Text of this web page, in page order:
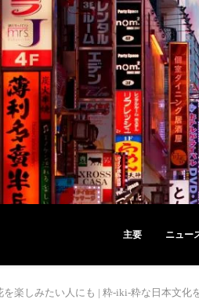
主要 ニュー
楽しみたい人にも | 粋-iki-粋な日本文化